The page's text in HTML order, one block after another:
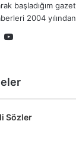
başladığım
2004
YouTube
Sözler